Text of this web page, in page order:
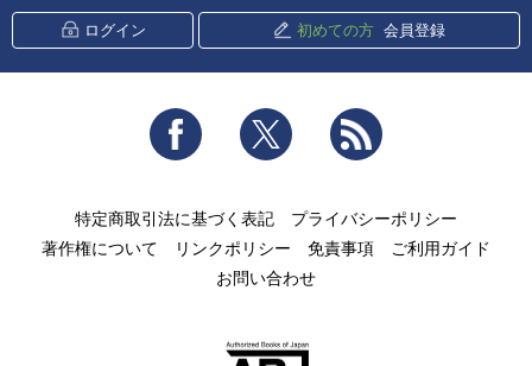
ログイン 初めての方 会員登録
Facebook Twitter
特定商取引法に基づく表記
プライバシーポリシー
著作権について
リンクポリシー 免責事項
ご利用ガイド
お問い合わせ